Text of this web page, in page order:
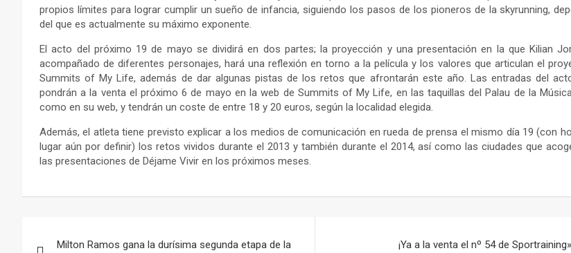
propios límites para lograr cumplir un sueño de infancia, siguiendo los pasos de los pioneros de la skyrunning,
del que es actualmente su máximo exponente.
El acto del próximo 19 de mayo se dividirá en dos partes; la proyección y una presentación en la que Kilian
acompañado de diferentes personajes, hará una reflexión en torno a la película y los valores que articulan el
Summits of My Life, además de dar algunas pistas de los retos que afrontarán este año. Las entradas del
pondrán a la venta el próximo 6 de mayo en la web de Summits of My Life, en las taquillas del Palau de la
como en su web, y tendrán un coste de entre 18 y 20 euros, según la localidad elegida.
Además, el atleta tiene previsto explicar a los medios de comunicación en rueda de prensa el mismo día 19 (con
lugar aún por definir) los retos vividos durante el 2013 y también durante el 2014, así como las ciudades que
las presentaciones de Déjame Vivir en los próximos meses.
Milton Ramos gana la durísima segunda etapa de la
¡Ya a la venta el nº 54 de Sportraining»